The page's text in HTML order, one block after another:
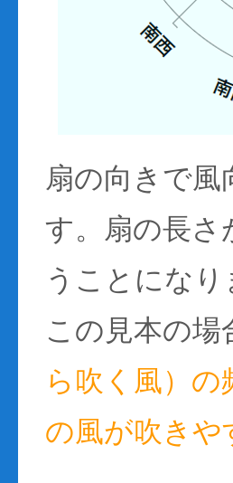
扇の向きで風
す。扇の長さ
うことになり
この見本の場
ら吹く風）
の風が吹きや